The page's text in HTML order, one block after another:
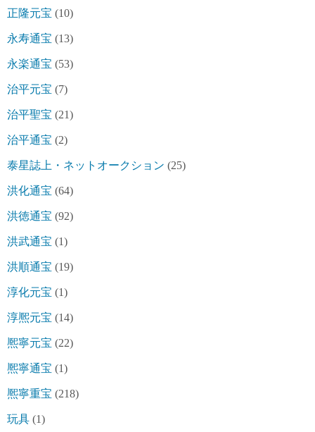
正隆元宝 (10)
永寿通宝 (13)
永楽通宝 (53)
治平元宝 (7)
治平聖宝 (21)
治平通宝 (2)
泰星誌上・ネットオークション (25)
洪化通宝 (64)
洪徳通宝 (92)
洪武通宝 (1)
洪順通宝 (19)
淳化元宝 (1)
淳熈元宝 (14)
熈寧元宝 (22)
熈寧通宝 (1)
熈寧重宝 (218)
玩具 (1)